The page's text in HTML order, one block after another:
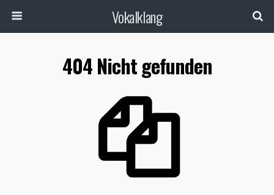
Vokalklang
404 Nicht gefunden